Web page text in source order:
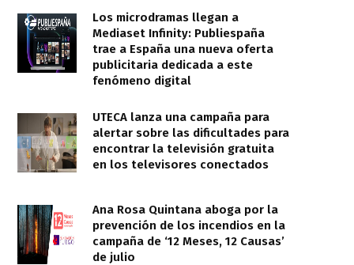
Los microdramas llegan a
Mediaset Infinity: Publiespaña
trae a España una nueva oferta
publicitaria dedicada a este
fenómeno digital
UTECA lanza una campaña para
alertar sobre las dificultades para
encontrar la televisión gratuita
en los televisores conectados
Ana Rosa Quintana aboga por la
prevención de los incendios en la
campaña de ‘12 Meses, 12 Causas’
de julio